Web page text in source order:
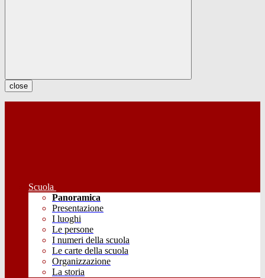
close
Scuola
Panoramica
Presentazione
I luoghi
Le persone
I numeri della scuola
Le carte della scuola
Organizzazione
La storia